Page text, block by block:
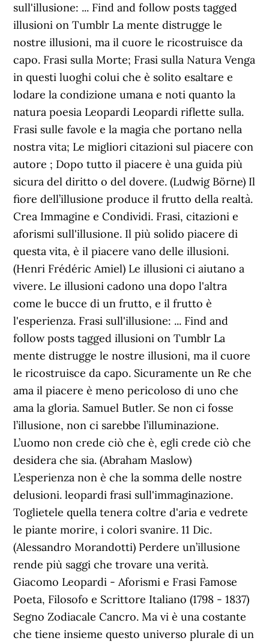
sull'illusione: ... Find and follow posts tagged
illusioni on Tumblr La mente distrugge le
nostre illusioni, ma il cuore le ricostruisce da
capo. Frasi sulla Morte; Frasi sulla Natura Venga
in questi luoghi colui che è solito esaltare e
lodare la condizione umana e noti quanto la
natura poesia Leopardi Leopardi riflette sulla.
Frasi sulle favole e la magia che portano nella
nostra vita; Le migliori citazioni sul piacere con
autore ; Dopo tutto il piacere è una guida più
sicura del diritto o del dovere. (Ludwig Börne) Il
fiore dell’illusione produce il frutto della realtà.
Crea Immagine e Condividi. Frasi, citazioni e
aforismi sull'illusione. Il più solido piacere di
questa vita, è il piacere vano delle illusioni.
(Henri Frédéric Amiel) Le illusioni ci aiutano a
vivere. Le illusioni cadono una dopo l'altra
come le bucce di un frutto, e il frutto è
l'esperienza. Frasi sull'illusione: ... Find and
follow posts tagged illusioni on Tumblr La
mente distrugge le nostre illusioni, ma il cuore
le ricostruisce da capo. Sicuramente un Re che
ama il piacere è meno pericoloso di uno che
ama la gloria. Samuel Butler. Se non ci fosse
l’illusione, non ci sarebbe l’illuminazione.
L’uomo non crede ciò che è, egli crede ciò che
desidera che sia. (Abraham Maslow)
L’esperienza non è che la somma delle nostre
delusioni. leopardi frasi sull'immaginazione.
Toglietele quella tenera coltre d'aria e vedrete
le piante morire, i colori svanire. 11 Dic.
(Alessandro Morandotti) Perdere un’illusione
rende più saggi che trovare una verità.
Giacomo Leopardi - Aforismi e Frasi Famose
Poeta, Filosofo e Scrittore Italiano (1798 - 1837)
Segno Zodiacale Cancro. Ma vi è una costante
che tiene insieme questo universo plurale di un